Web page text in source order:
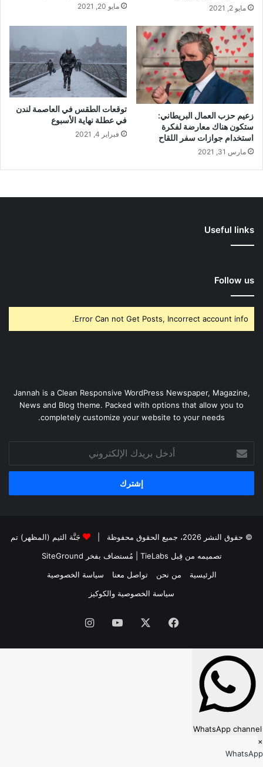
مايو 2, 2021 مايو 20, 2021
زعيم حزب العمال البريطاني:
ستكون هناك معارضة لفكرة
استخدام جوازات سفر اللقاح
مارس 31, 2021
توقعات الطقس في العاصمة لندن
في عطلة نهاية الأسبوع
فبراير 4, 2021
Useful links
Follow us
Error Can not Get Posts, Incorrect account info.
Jannah is a Clean Responsive WordPress Newspaper, Magazine,
News and Blog theme. Packed with options that allow you to
completely customize your website to your needs.
بريدك
الإلكتروني
© حقوق النشر 2026، جميع الحقوق محفوظة |
جَنَّة الثيم (المظهر) تم
تصميمه من قِبل TieLabs
| مُستضاف بفخر SiteGround
الرئيسية
من نحن تواصل معنا
سياسة الخصوصية
سياسة الخصوصية والكوكيز
فيسبوك ‫YouTubeانستقرام
WhatsApp channel
×
WhatsApp